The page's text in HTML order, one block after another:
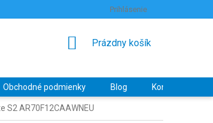
ÚDAJOV HODNOTENIE OBCHODU
Prihlásenie
NÁKUPNÝ
Prázdny košík
Obchodné podmienky Blog Kontakty
S2 AR70F12CAAWNEU